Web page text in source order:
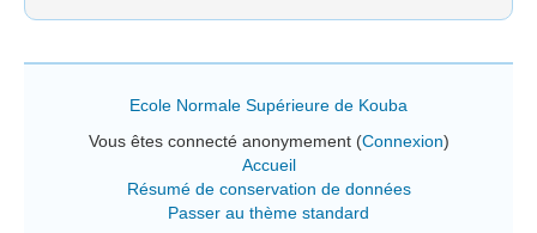
Ecole Normale Supérieure de Kouba
Vous êtes connecté anonymement (Connexion)
Accueil
Résumé de conservation de données
Passer au thème standard